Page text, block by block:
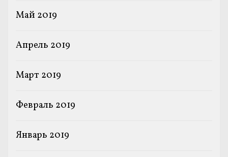
Май 2019
Апрель 2019
Март 2019
Февраль 2019
Январь 2019